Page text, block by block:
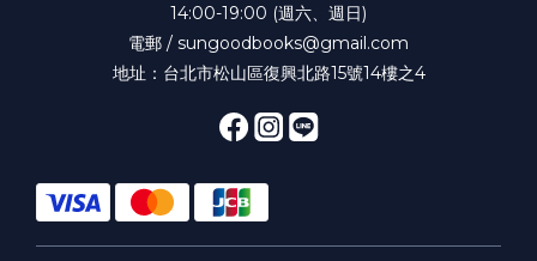
14:00-19:00 (週六、週日)
電郵 / sungoodbooks@gmail.com
地址：台北市松山區復興北路15號14樓之4